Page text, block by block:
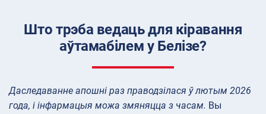
Што трэба ведаць для кіравання
аўтамабілем у Белізе?
Даследаванне апошні раз праводзілася ў лютым 2026
года, і інфармацыя можа змяняцца з часам. Вы